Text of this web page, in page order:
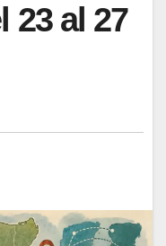
23 al 27